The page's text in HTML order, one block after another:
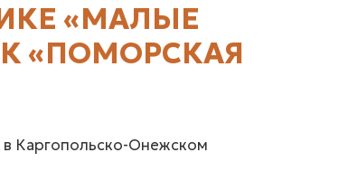
«МАЛЫЕ
«ПОМОРСКАЯ
Каргопольско-Онежском